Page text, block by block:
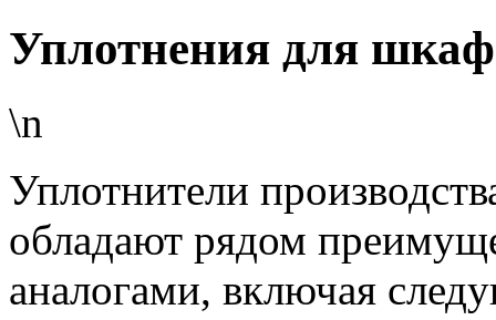
Уплотнения для
\n
Уплотнители
обладают рядом
аналогами, включая